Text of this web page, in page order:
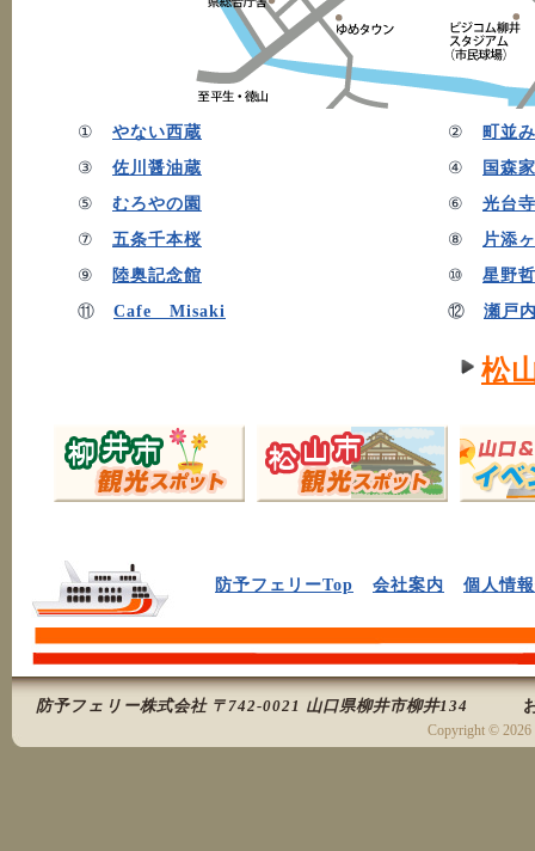
① やない西蔵 ②
町並
③ 佐川醤油蔵 ④
国森家
⑤ むろやの園 ⑥ 光台寺
⑦ 五条千本桜 ⑧ 片添
⑨
陸奥記念館 ⑩ 星野
⑪ Cafe Misaki ⑫ 瀬戸
松
防予フェリーTop 会社案内 個人情
防予フェリー株式会社 〒742-0021 山口県柳井市柳井134
Copyright © 2026